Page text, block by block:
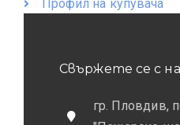
Профил на купувача
Свържете се с
гр. Пловдив,